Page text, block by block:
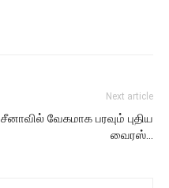
Next article
சீனாவில் வேகமாக பரவும் புதிய
வைரஸ்…